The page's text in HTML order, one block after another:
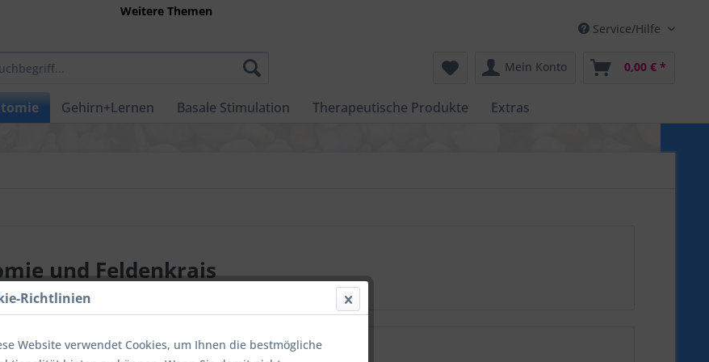
Weitere Themen
Service/Hilfe
Mein Konto 0,00 € *
Gehirn+Lernen Basale Stimulation Therapeutische Produkte Extras
und Feldenkrais
Richtlinien
Website verwendet Cookies, um Ihnen die bestmögliche